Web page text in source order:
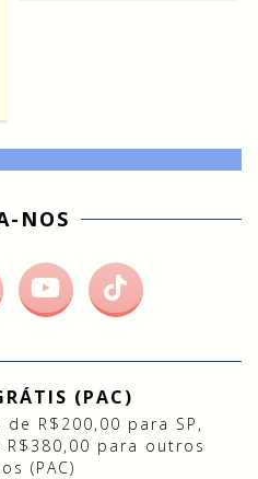
NOS
(PAC)
R$200,00 para SP,
R$380,00 para outros
(PAC)